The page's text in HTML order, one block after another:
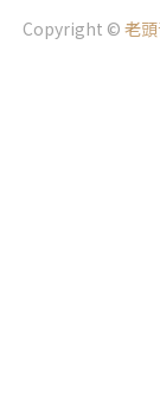
Copyright © 老